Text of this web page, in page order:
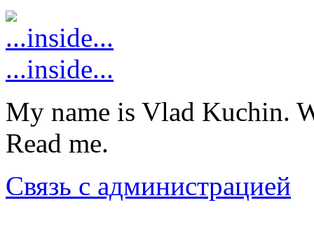
...inside...
My name is Vlad Kuchin.
Read me.
Связь с администрацией